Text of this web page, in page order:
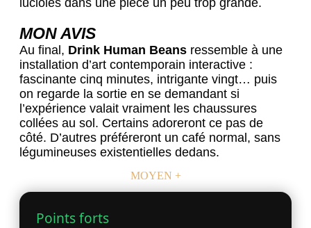
MON AVIS
Au final, Drink Human Beansressemble à une
installation d’art contemporain interactive :
fascinante cinq minutes, intrigante vingt… puis
on regarde la sortie en se demandant si
l’expérience valait vraiment les chaussures
collées au sol. Certains adoreront ce pas de
côté. D’autres préféreront un café normal, sans
légumineuses existentielles dedans.
MOYEN +
Points forts